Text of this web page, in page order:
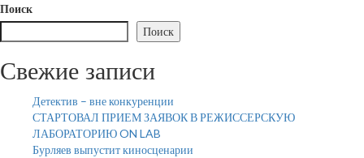
Поиск
Поиск
Свежие записи
Детектив – вне конкуренции
СТАРТОВАЛ ПРИЕМ ЗАЯВОК В РЕЖИССЕРСКУЮ
ЛАБОРАТОРИЮ ON LAB
Бурляев выпустит киносценарии